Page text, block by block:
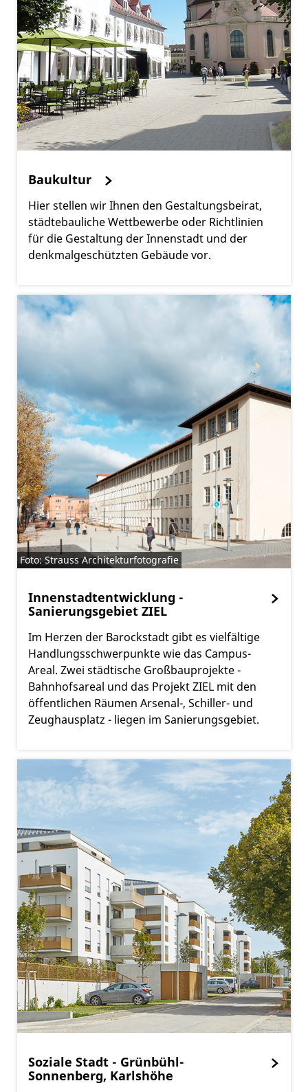
Baukultur
Hier stellen wir Ihnen den Gestaltungsbeirat,
städtebauliche Wettbewerbe oder Richtlinien
für die Gestaltung der Innenstadt und der
denkmalgeschützten Gebäude vor.
Foto: Strauss Architekturfotografie
Innenstadtentwicklung -
Sanierungsgebiet ZIEL
Im Herzen der Barockstadt gibt es vielfältige
Handlungsschwerpunkte wie das Campus-
Areal. Zwei städtische Großbauprojekte -
Bahnhofsareal und das Projekt ZIEL mit den
öffentlichen Räumen Arsenal-, Schiller- und
Zeughausplatz - liegen im Sanierungsgebiet.
Soziale Stadt - Grünbühl-
Sonnenberg, Karlshöhe